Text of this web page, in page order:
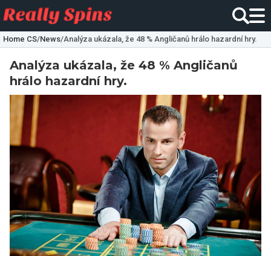
Home CS/News/Analýza ukázala, že 48 % Angličanů hrálo hazardní hry.
Analýza ukázala, že 48 % Angličanů
hrálo hazardní hry.